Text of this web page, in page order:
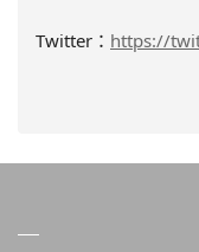
Twitter： https://